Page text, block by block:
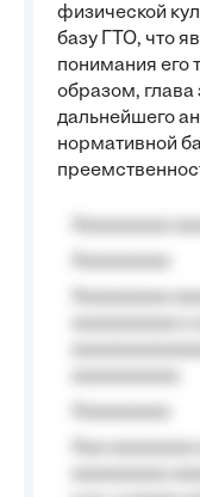
физической
базу ГТО, что
понимания его
образом, глава
дальнейшего
нормативной